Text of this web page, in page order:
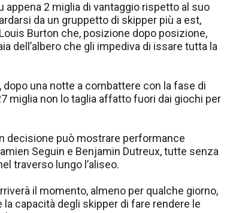
2 miglia di vantaggio rispetto al suo
da un gruppetto di skipper più a est,
Burton che, posizione dopo posizione,
dell’albero che gli impediva di issare tutta la
una notte a combattere con la fase di
miglia non lo taglia affatto fuori dai giochi per
decisione può mostrare performance
Seguin e Benjamin Dutreux, tutte senza
traverso lungo l’aliseo.
il momento, almeno per qualche giorno,
capacità degli skipper di fare rendere le